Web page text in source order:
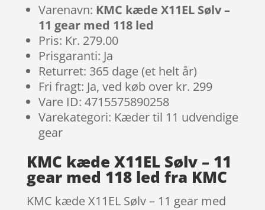
Varenavn: KMC kæde X11EL Sølv –
11 gear med 118 led
Pris: Kr. 279.00
Prisgaranti: Ja
Returret: 365 dage (et helt år)
Fri fragt: Ja, ved køb over kr. 299
Vare ID: 4715575890258
Varekategori: Kæder til 11 udvendige
gear
KMC kæde X11EL Sølv – 11
gear med 118 led fra KMC
KMC kæde X11EL Sølv – 11 gear med